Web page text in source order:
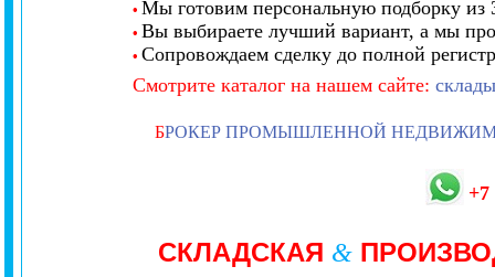
• Мы готовим персональную подборку из
• Вы выбираете лучший вариант, а мы
• Сопровождаем сделку до полной
Смотрите каталог на нашем сайте:
БРОКЕР ПРОМЫШЛЕННОЙ
+7
СКЛАДСКАЯ &